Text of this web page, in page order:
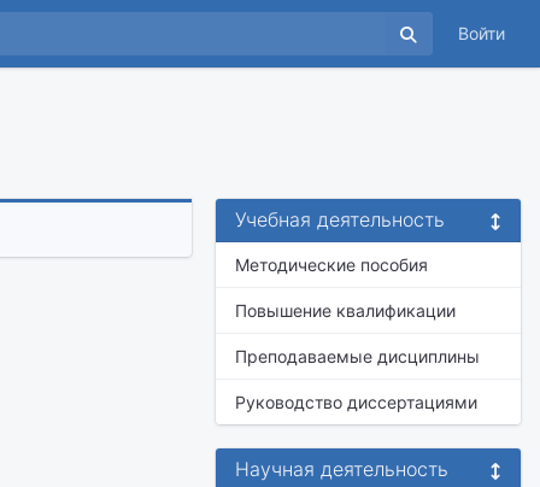
Войти
Учебная деятельность
Методические пособия
Повышение квалификации
Преподаваемые дисциплины
Руководство диссертациями
Научная деятельность